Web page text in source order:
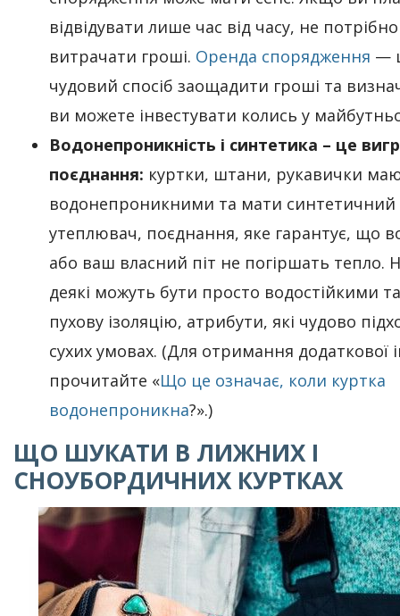
відвідувати лише час від часу, не потрібно
витрачати гроші. Оренда спорядження —
чудовий спосіб заощадити гроші та
ви можете інвестувати колись у
Водонепроникність і синтетика – це
поєднання: куртки, штани, рукавички
водонепроникними та мати синтетичний
утеплювач, поєднання, яке гарантує, що
або ваш власний піт не погіршать тепло.
деякі можуть бути просто водостійкими
пухову ізоляцію, атрибути, які чудово
сухих умовах. (Для отримання додаткової
прочитайте «Що це означає, коли куртка
водонепроникна?».)
ЩО ШУКАТИ В ЛИЖНИХ І
СНОУБОРДИЧНИХ КУРТКАХ